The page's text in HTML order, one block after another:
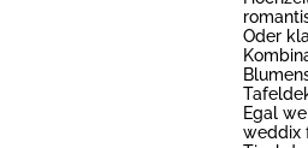
Oder
Egal
weddix